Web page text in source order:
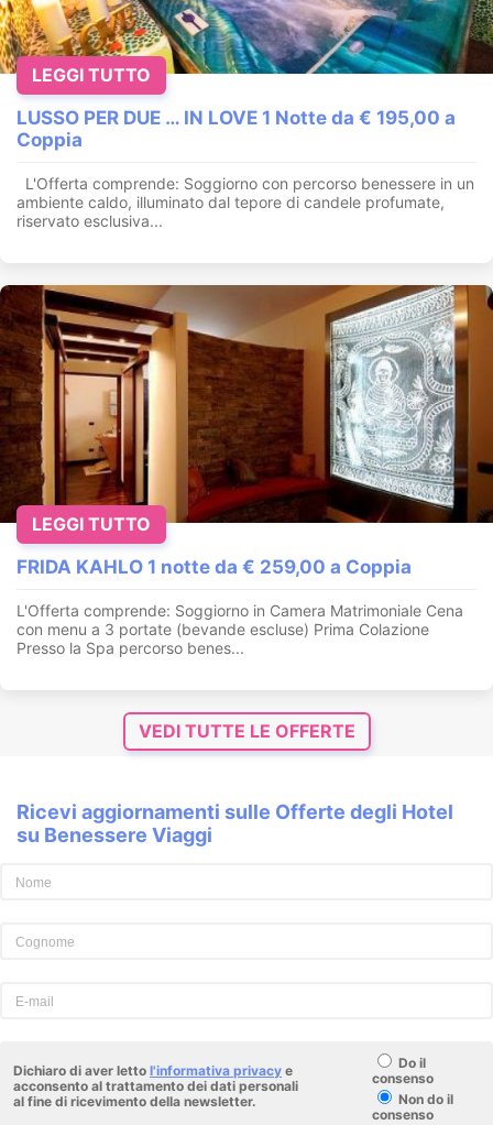
LUSSO PER DUE … IN LOVE 1 Notte da € 195,00 a
Coppia
L'Offerta comprende: Soggiorno con percorso benessere in un
ambiente caldo, illuminato dal tepore di candele profumate,
riservato esclusiva...
LEGGI TUTTO
FRIDA KAHLO 1 notte da € 259,00 a Coppia
L'Offerta comprende: Soggiorno in Camera Matrimoniale Cena
con menu a 3 portate (bevande escluse) Prima Colazione
Presso la Spa percorso benes...
LEGGI TUTTO
VEDI TUTTE LE OFFERTE
Ricevi aggiornamenti sulle Offerte degli Hotel
su Benessere Viaggi
Dichiaro di aver letto l'informativa privacy e
acconsento al trattamento dei dati personali
al fine di ricevimento della newsletter.
Do il
consenso
Non do il
consenso